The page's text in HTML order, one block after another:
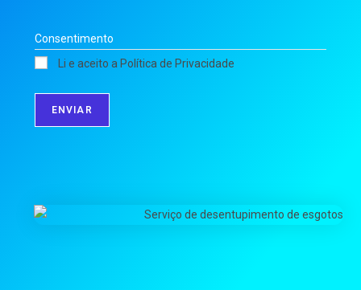
Consentimento
Li e aceito a Política de Privacidade
ENVIAR